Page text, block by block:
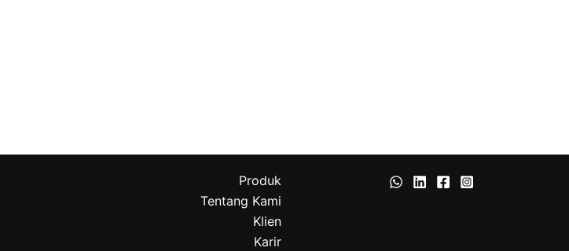
Produk
Tentang Kami
Klien
Karir